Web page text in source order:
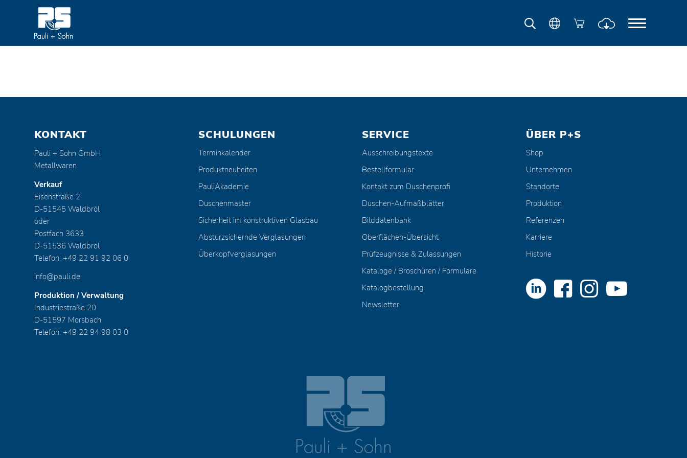
KONTAKT
Pauli + Sohn GmbH
Metallwaren
Verkauf
Eisenstraße 2
D-51545 Waldbröl
oder
Postfach 3633
D-51536 Waldbröl
Telefon: +49 22 91 92 06 0
info@pauli.de
Produktion / Verwaltung
Industriestraße 20
D-51597 Morsbach
Telefon: +49 22 94 98 03 0
SCHULUNGEN
Terminkalender
Produktneuheiten
PauliAkademie
Duschenmaster
Sicherheit im konstruktiven Glasbau
Absturzsichernde Verglasungen
Überkopfverglasungen
SERVICE
Ausschreibungstexte
Bestellformular
Kontakt zum Duschenprofi
Duschen-Aufmaßblätter
Bilddatenbank
Oberflächen-Übersicht
Prüfzeugnisse & Zulassungen
Kataloge / Broschüren / Formulare
Katalogbestellung
Newsletter
ÜBER P+S
Shop
Unternehmen
Standorte
Produktion
Referenzen
Karriere
Historie